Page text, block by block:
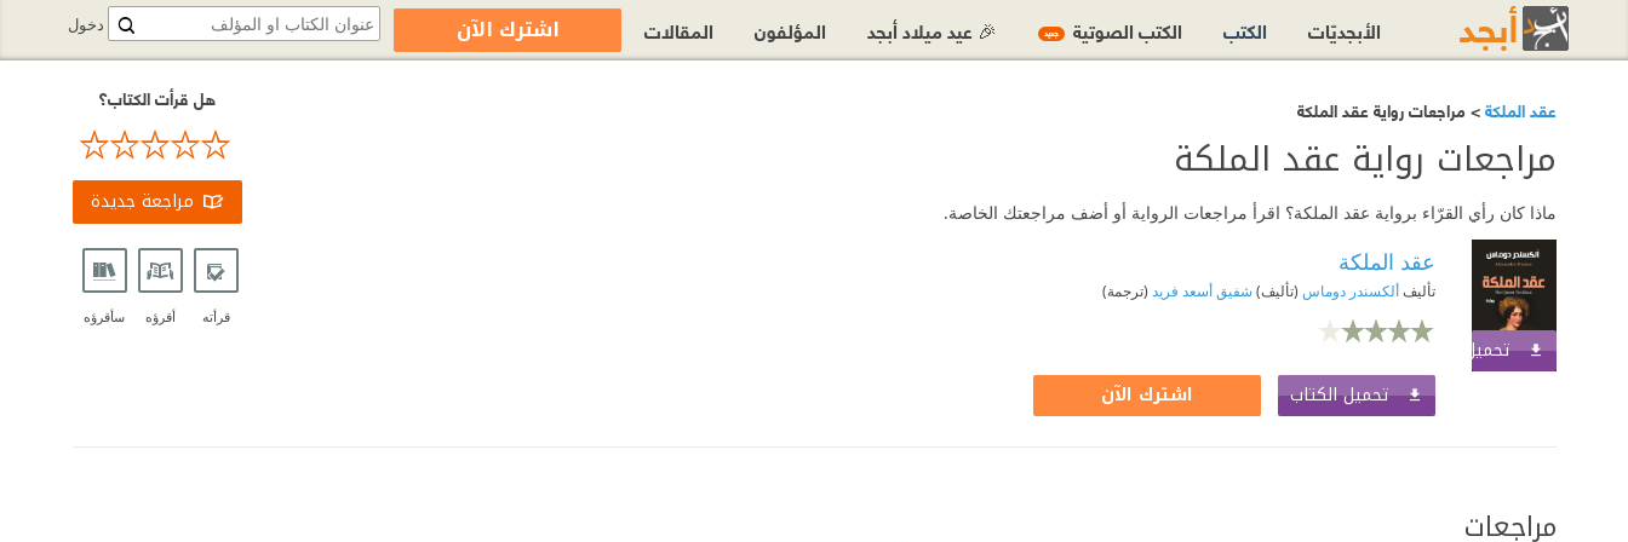
عقد الملكة> مراجعات رواية عقد الملكة
مراجعات رواية عقد الملكة
ماذا كان رأي القرّاء برواية عقد الملكة؟ اقرأ مراجعات الرواية أو أضف مراجعتك الخاصة.
تحميل الكتاب اشترك الآن
عقد الملكة
تأليفألكسندر دوماس (تأليف) شفيق أسعد فريد (ترجمة)
تحميل الكتاب اشترك الآن
هل قرأت الكتاب؟
مراجعة جديدة
قرأته أقرؤه سأقرؤه
مراجعات
دخول الأبجديّات الكتب الكتب الصوتية جديد 🎉 عيد ميلاد أبجد المؤلفون المقالات اشترك الآن